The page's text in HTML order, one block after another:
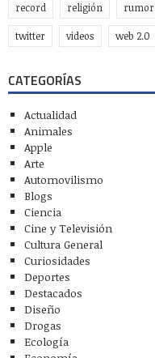
record religión rumor
twitter videos web 2.0
CATEGORÍAS
Actualidad
Animales
Apple
Arte
Automovilismo
Blogs
Ciencia
Cine y Televisión
Cultura General
Curiosidades
Deportes
Destacados
Diseño
Drogas
Ecología